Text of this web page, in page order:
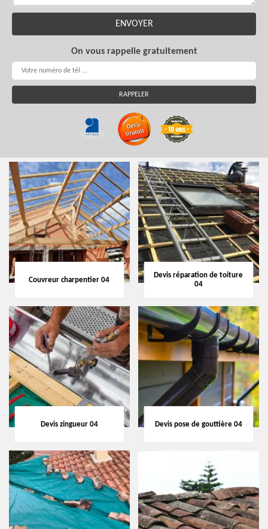
On vous rappelle gratuitement
Couvreur charpentier 04
Devis réparation de toiture
04
Devis zingueur 04 Devis pose de gouttière 04